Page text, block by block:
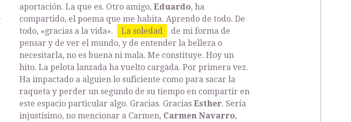
aportación. La que es. Otro amigo, Eduardo, ha
compartido, el poema que me habita. Aprendo de todo. De
todo, «gracias a la vida».
La soledad
de mi forma de
pensar y de ver el mundo, y de entender la belleza o
necesitarla, no es buena ni mala. Me constituye. Hoy un
hito. La pelota lanzada ha vuelto cargada. Por primera vez.
Ha impactado a alguien lo suficiente como para sacar la
raqueta y perder un segundo de su tiempo en compartir en
este espacio particular algo. Gracias. Gracias Esther. Sería
injustísimo, no mencionar a Carmen, Carmen Navarro,